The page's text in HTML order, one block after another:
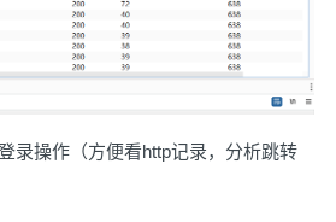
录操作（方便看http记录，分析跳转